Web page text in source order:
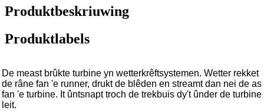
Produktbeskriuwing
Produktlabels
De meast brûkte turbine yn wetterkrêftsystemen. Wetter rekket
de râne fan 'e runner, drukt de blêden en streamt dan nei de as
fan 'e turbine. It ûntsnapt troch de trekbuis dy't ûnder de turbine
leit.